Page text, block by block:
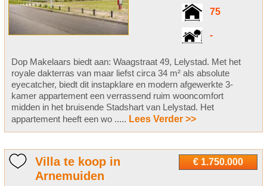
75
-
Dop Makelaars biedt aan: Waagstraat 49, Lelystad. Met het
royale dakterras van maar liefst circa 34 m² als absolute
eyecatcher, biedt dit instapklare en modern afgewerkte 3-
kamer appartement een verrassend ruim wooncomfort
midden in het bruisende Stadshart van Lelystad. Het
appartement heeft een wo ..... Lees Verder >>
€ 1.750.000
Villa te koop in
Arnemuiden